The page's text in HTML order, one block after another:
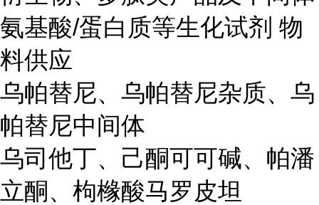
氨基酸/蛋白质等生化试剂 物
料供应
乌帕替尼、乌帕替尼杂质、乌
帕替尼中间体
乌司他丁、己酮可可碱、帕潘
立酮、枸橼酸马罗皮坦